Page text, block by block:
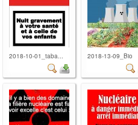
2018-10-01_taba... 2018-13-09_Bio